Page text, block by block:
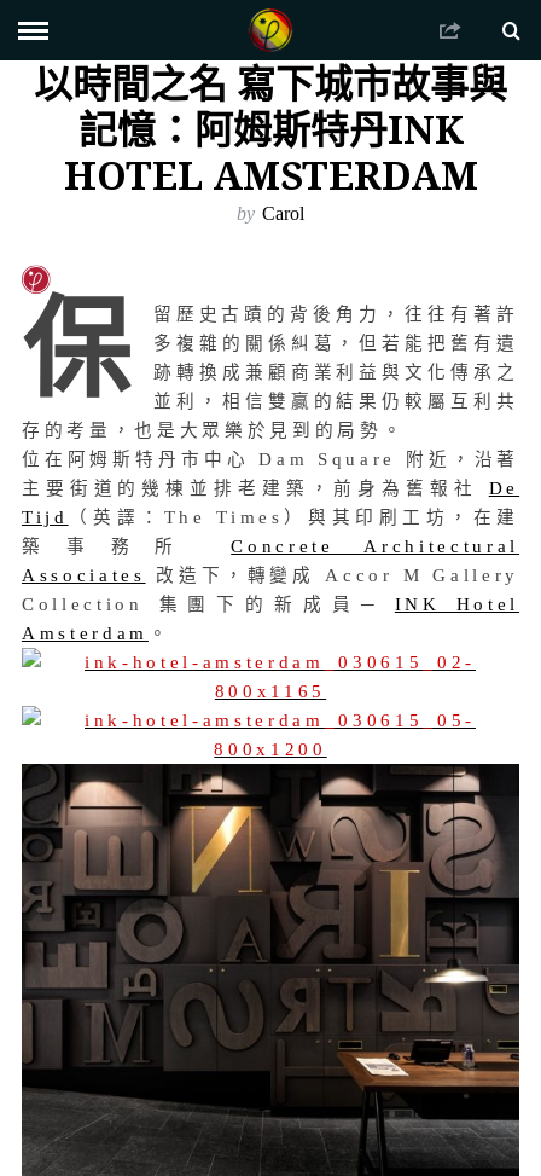
以時間之名 寫下城市故事與
記憶：阿姆斯特丹INK
HOTEL AMSTERDAM
by Carol
保
留歷史古蹟的背後角力，往往有著許
多複雜的關係糾葛，但若能把舊有遺
跡轉換成兼顧商業利益與文化傳承之
並利，相信雙贏的結果仍較屬互利共
存的考量，也是大眾樂於見到的局勢。
位在阿姆斯特丹市中心 Dam Square 附近，沿著
主要街道的幾棟並排老建築，前身為舊報社 De
Tijd
（英譯：The Times）與其印刷工坊，在建
築事務所Concrete Architectural
Associates
改造下，轉變成 Accor M Gallery
Collection 集團下的新成員─ INK Hotel
Amsterdam
。